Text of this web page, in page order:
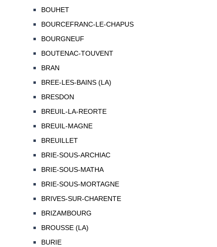
BOUHET
BOURCEFRANC-LE-CHAPUS
BOURGNEUF
BOUTENAC-TOUVENT
BRAN
BREE-LES-BAINS (LA)
BRESDON
BREUIL-LA-REORTE
BREUIL-MAGNE
BREUILLET
BRIE-SOUS-ARCHIAC
BRIE-SOUS-MATHA
BRIE-SOUS-MORTAGNE
BRIVES-SUR-CHARENTE
BRIZAMBOURG
BROUSSE (LA)
BURIE